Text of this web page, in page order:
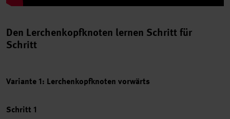
Den Lerchenkopfknoten lernen Schritt für
Schritt
Variante 1: Lerchenkopfknoten vorwärts
Schritt 1